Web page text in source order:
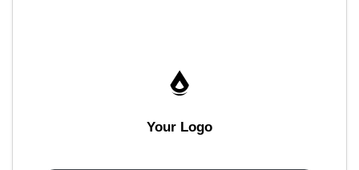
Your Logo